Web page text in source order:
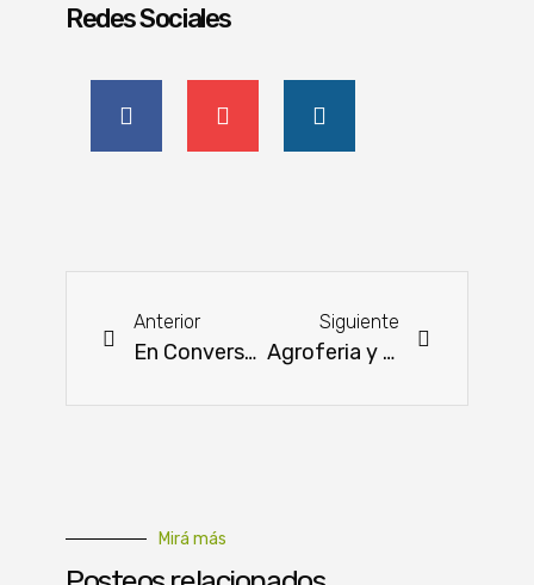
Redes Sociales
Anterior
En Conversatorio sobre Fiebre Aftosa destacaron los desafíos del país en el aspecto sanitario
Siguiente
Agroferia y cultura para celebrar diez años de acción local con la gente
Mirá más